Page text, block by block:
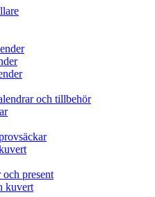
och tillbehör
och present
kuvert